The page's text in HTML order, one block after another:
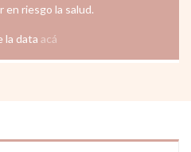
riesgo la salud.
la data acá